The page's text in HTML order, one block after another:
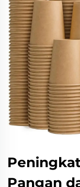
Pangan